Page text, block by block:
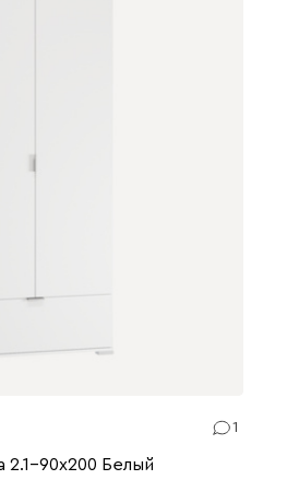
1
2.1-90x200 Белый